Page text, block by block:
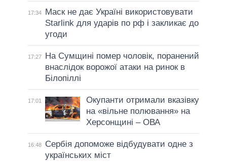
17:34
Маск не дає Україні використовувати
Starlink для ударів по рф і закликає до
угоди
17:27
На Сумщині помер чоловік, поранений
внаслідок ворожої атаки на ринок в
Білопіллі
17:01
Окупанти отримали вказівку
на «вільне полювання» на
Херсонщині – ОВА
16:48
Сербія допоможе відбудувати одне з
українських міст